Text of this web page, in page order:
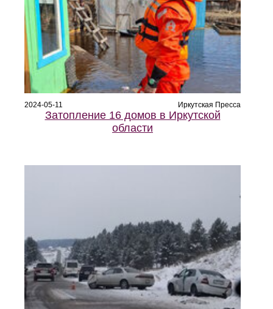
2024-05-11 Иркутская Пресса
Затопление 16 домов в Иркутской
области